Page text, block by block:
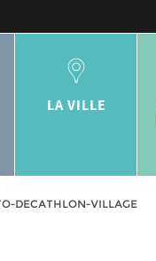
LA VILLE
DECATHLON-VILLAGE